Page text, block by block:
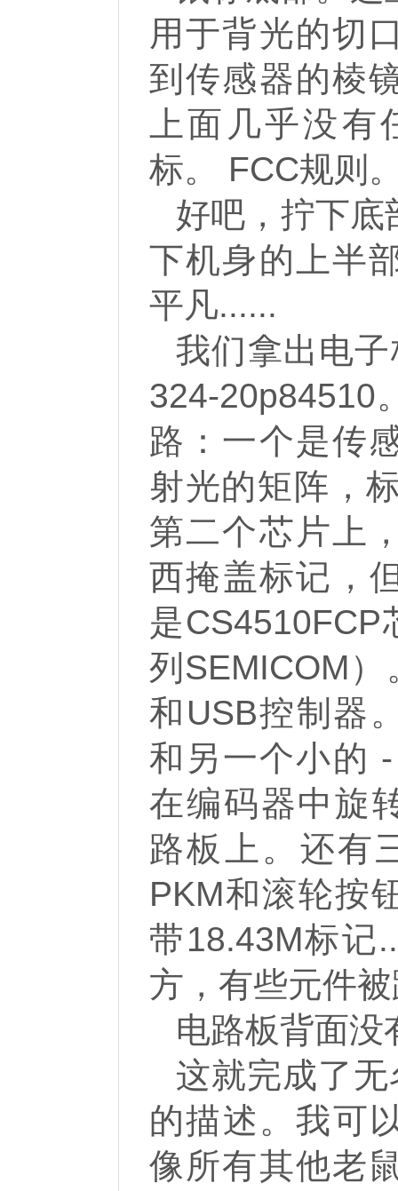
用于背光的切
到传感器的棱
上面几乎没
标。 FCC规则
好吧，拧下底
下机身的上半
平凡......
我们拿出电
324-20p84510
路：一个是传
射光的矩阵，
第二个芯片上
西掩盖标记，
是
列SEMICOM
和USB控制器
和另一个小的
在编码器中旋
路板上。还有
PKM和滚轮按
带18.43M标记
方，有些元件
电路板背面没
这就完成了
的描述。我可
像所有其他老